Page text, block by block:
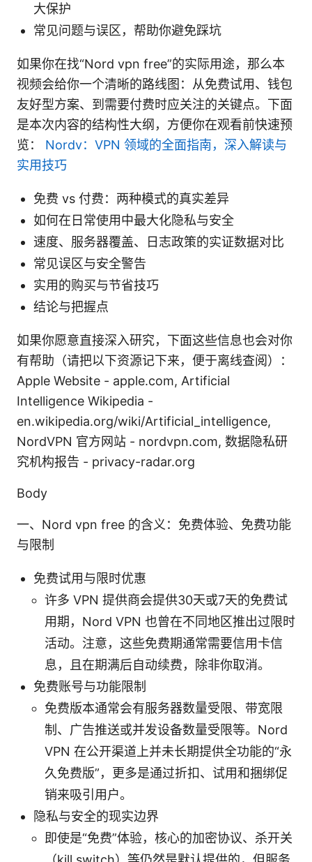
大保护
常见问题与误区，帮助你避免踩坑
如果你在找“Nord vpn free”的实际用途，那么本
视频会给你一个清晰的路线图：从免费试用、钱包
友好型方案、到需要付费时应关注的关键点。下面
是本次内容的结构性大纲，方便你在观看前快速预
览： Nordv：VPN 领域的全面指南，深入解读与
实用技巧
免费 vs 付费：两种模式的真实差异
如何在日常使用中最大化隐私与安全
速度、服务器覆盖、日志政策的实证数据对比
常见误区与安全警告
实用的购买与节省技巧
结论与把握点
如果你愿意直接深入研究，下面这些信息也会对你
有帮助（请把以下资源记下来，便于离线查阅）：
Apple Website - apple.com, Artificial
Intelligence Wikipedia -
en.wikipedia.org/wiki/Artificial_intelligence,
NordVPN 官方网站 - nordvpn.com, 数据隐私研
究机构报告 - privacy-radar.org
Body
一、Nord vpn free 的含义：免费体验、免费功能
与限制
免费试用与限时优惠
许多 VPN 提供商会提供30天或7天的免费试
用期，Nord VPN 也曾在不同地区推出过限时
活动。注意，这些免费期通常需要信用卡信
息，且在期满后自动续费，除非你取消。
免费账号与功能限制
免费版本通常会有服务器数量受限、带宽限
制、广告推送或并发设备数量受限等。Nord
VPN 在公开渠道上并未长期提供全功能的“永
久免费版”，更多是通过折扣、试用和捆绑促
销来吸引用户。
隐私与安全的现实边界
即使是“免费”体验，核心的加密协议、杀开关